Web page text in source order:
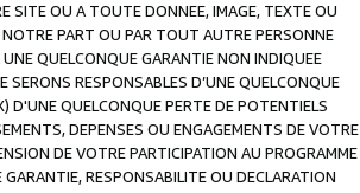
SITE OU A TOUTE DONNEE, IMAGE, TEXTE OU
PART OU PAR TOUT AUTRE PERSONNE
QUELCONQUE GARANTIE NON INDIQUEE
RESPONSABLES D’UNE QUELCONQUE
D'UNE QUELCONQUE PERTE DE POTENTIELS
DEPENSES OU ENGAGEMENTS DE VOTRE
DE VOTRE PARTICIPATION AU PROGRAMME
RESPONSABILITE OU DECLARATION